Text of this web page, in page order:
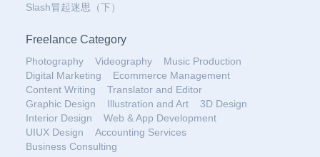
Slash冒起迷思（下）
Freelance Category
Photography Videography
Music Production
Digital Marketing
Ecommerce Management
Content Writing
Translator and Editor
Graphic Design
Illustration and Art
3D Design
Interior Design
Web & App Development
UIUX Design
Accounting Services
Business Consulting